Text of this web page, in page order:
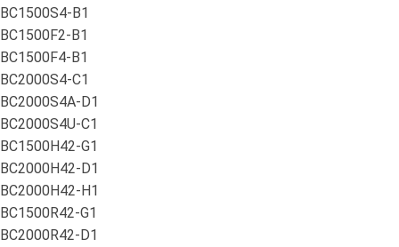
BC1500S4-B1
BC1500F2-B1
BC1500F4-B1
BC2000S4-C1
BC2000S4A-D1
BC2000S4U-C1
BC1500H42-G1
BC2000H42-D1
BC2000H42-H1
BC1500R42-G1
BC2000R42-D1